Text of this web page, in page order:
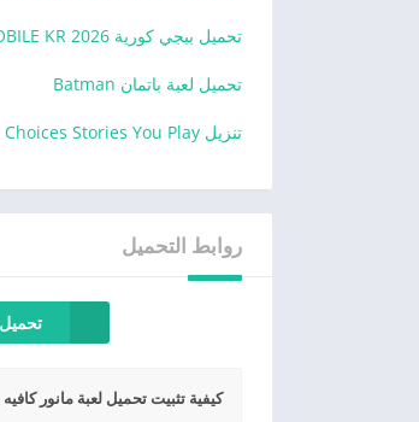
تحميل ببجي كورية 2026 PUBG MOBILE KR
تحميل لعبة باتمان Batman
تنزيل Choices Stories You Play
روابط التحميل
تحميل
كيفية تثبيت تحميل لعبة مانور كافيه Manor Cafe من ميديا فاير APK؟